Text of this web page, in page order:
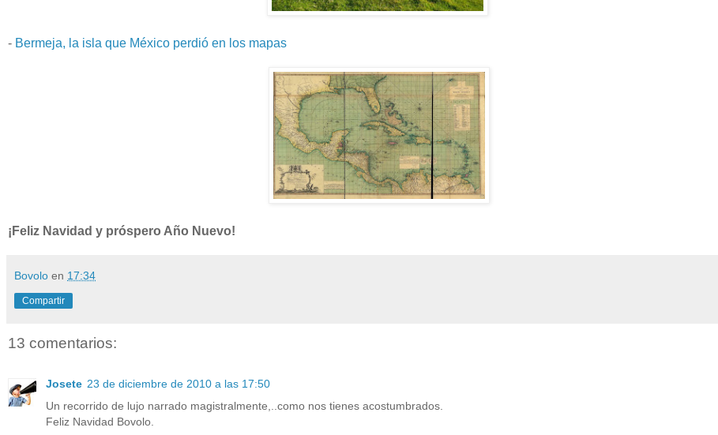
- Bermeja, la isla que México perdió en los mapas
¡Feliz Navidad y próspero Año Nuevo!
Bovolo en 17:34
Compartir
13 comentarios:
Josete 23 de diciembre de 2010 a las 17:50
Un recorrido de lujo narrado magistralmente,..como nos tienes acostumbrados.
Feliz Navidad Bovolo.